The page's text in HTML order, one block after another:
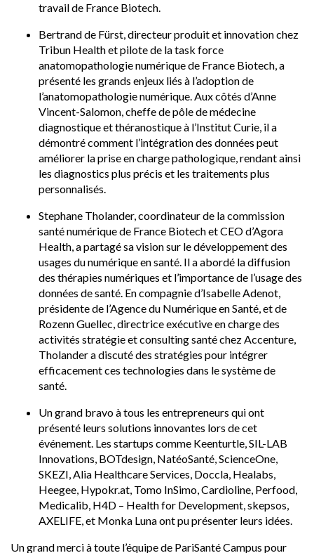
travail de France Biotech.
Bertrand de Fürst, directeur produit et innovation chez
Tribun Health et pilote de la task force
anatomopathologie numérique de France Biotech, a
présenté les grands enjeux liés à l’adoption de
l’anatomopathologie numérique. Aux côtés d’Anne
Vincent-Salomon, cheffe de pôle de médecine
diagnostique et théranostique à l’Institut Curie, il a
démontré comment l’intégration des données peut
améliorer la prise en charge pathologique, rendant ainsi
les diagnostics plus précis et les traitements plus
personnalisés.
Stephane Tholander, coordinateur de la commission
santé numérique de France Biotech et CEO d’Agora
Health, a partagé sa vision sur le développement des
usages du numérique en santé. Il a abordé la diffusion
des thérapies numériques et l’importance de l’usage des
données de santé. En compagnie d’Isabelle Adenot,
présidente de l’Agence du Numérique en Santé, et de
Rozenn Guellec, directrice exécutive en charge des
activités stratégie et consulting santé chez Accenture,
Tholander a discuté des stratégies pour intégrer
efficacement ces technologies dans le système de
santé.
Un grand bravo à tous les entrepreneurs qui ont
présenté leurs solutions innovantes lors de cet
événement. Les startups comme Keenturtle, SIL-LAB
Innovations, BOTdesign, NatéoSanté, ScienceOne,
SKEZI, Alia Healthcare Services, Doccla, Healabs,
Heegee, Hypokr.at, Tomo InSimo, Cardioline, Perfood,
Medicalib, H4D – Health for Development, skepsos,
AXELIFE, et Monka Luna ont pu présenter leurs idées.
Un grand merci à toute l’équipe de PariSanté Campus pour